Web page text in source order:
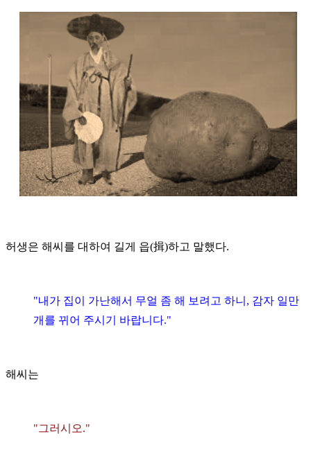
허생은 해씨를 대하여 길게 읍(揖)하고 말했다.
"내가 집이 가난해서 무얼 좀 해 보려고 하니, 감자 일만
개를 뀌어 주시기 바랍니다."
해씨는
"그러시오."